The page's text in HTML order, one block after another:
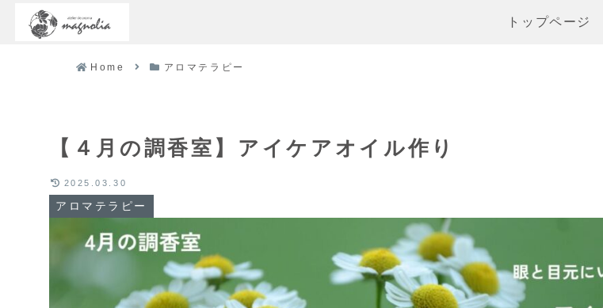
トップページ
Home アロマテラピー
【４月の調香室】アイケアオイル作り
アロマテラピー
2025.03.30